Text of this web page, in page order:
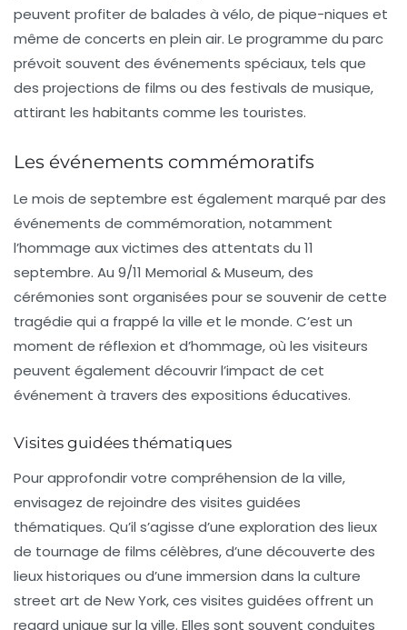
peuvent profiter de balades à vélo, de pique-niques et
même de concerts en plein air. Le programme du parc
prévoit souvent des événements spéciaux, tels que
des projections de films ou des festivals de musique,
attirant les habitants comme les touristes.
Les événements commémoratifs
Le mois de septembre est également marqué par des
événements de commémoration, notamment
l’hommage aux victimes des attentats du 11
septembre. Au 9/11 Memorial & Museum, des
cérémonies sont organisées pour se souvenir de cette
tragédie qui a frappé la ville et le monde. C’est un
moment de réflexion et d’hommage, où les visiteurs
peuvent également découvrir l’impact de cet
événement à travers des expositions éducatives.
Visites guidées thématiques
Pour approfondir votre compréhension de la ville,
envisagez de rejoindre des visites guidées
thématiques. Qu’il s’agisse d’une exploration des lieux
de tournage de films célèbres, d’une découverte des
lieux historiques ou d’une immersion dans la culture
street art de New York, ces visites guidées offrent un
regard unique sur la ville. Elles sont souvent conduites